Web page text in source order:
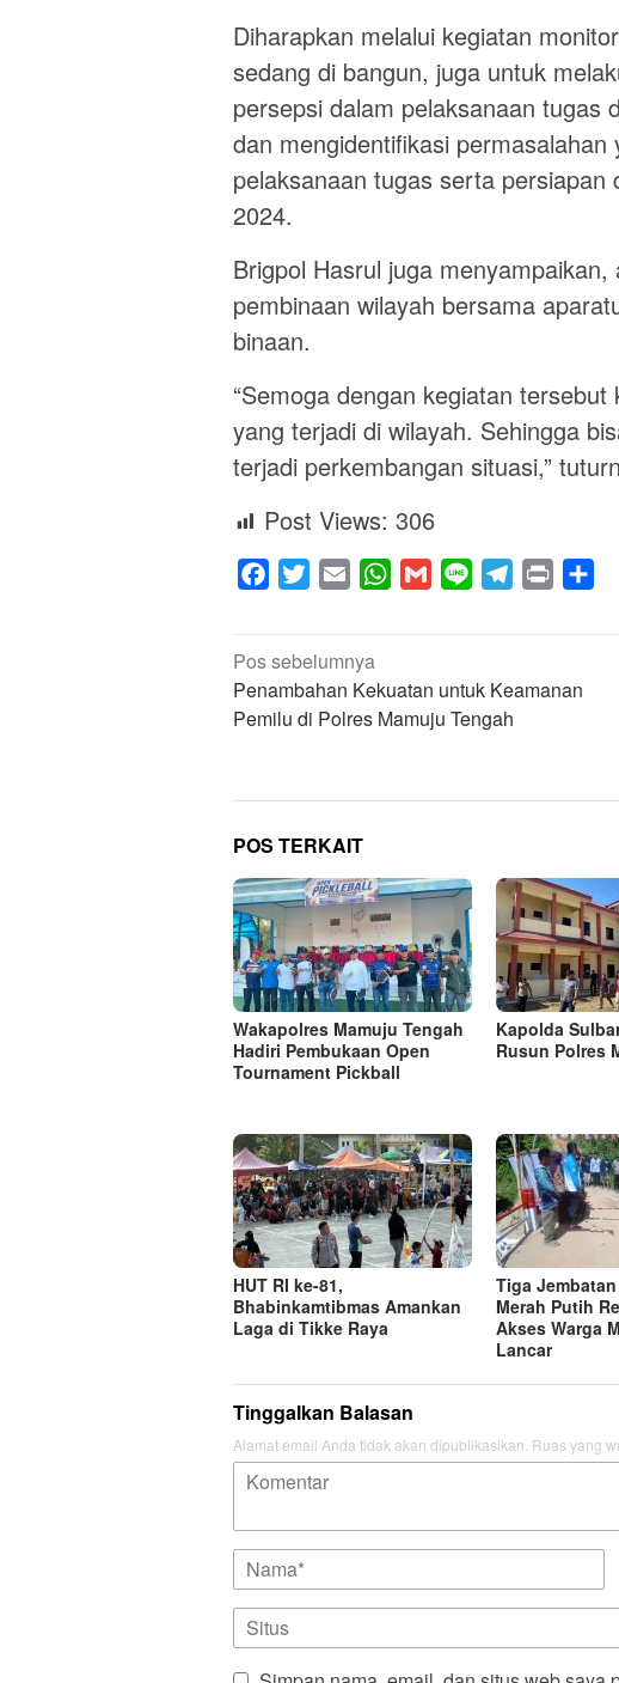
Diharapkan melalui kegiatan
sedang di bangun, juga untuk
persepsi dalam pelaksanaan tugas
dan mengidentifikasi
pelaksanaan tugas serta persiapan
2024.
Brigpol Hasrul juga
pembinaan wilayah bersama
binaan.
“Semoga dengan kegiatan
yang terjadi di wilayah. Sehingga
terjadi perkembangan situasi,”
Post Views: 306
Facebook
Twitter Email WhatsApp
Gmail Line Telegram
Print
Navigasi
pos
Pos sebelumnya
Penambahan Kekuatan untuk Keamanan
Pemilu di Polres Mamuju Tengah
POS TERKAIT
Wakapolres Mamuju Tengah
Hadiri Pembukaan Open
Tournament Pickball
Kapolda
Rusun Polres
HUT RI ke-81,
Bhabinkamtibmas Amankan
Laga di Tikke Raya
Tiga
Merah Putih
Akses Warga
Lancar
Tinggalkan Balasan
Alamat email Anda tidak akan dipublikasikan. Ruas yang